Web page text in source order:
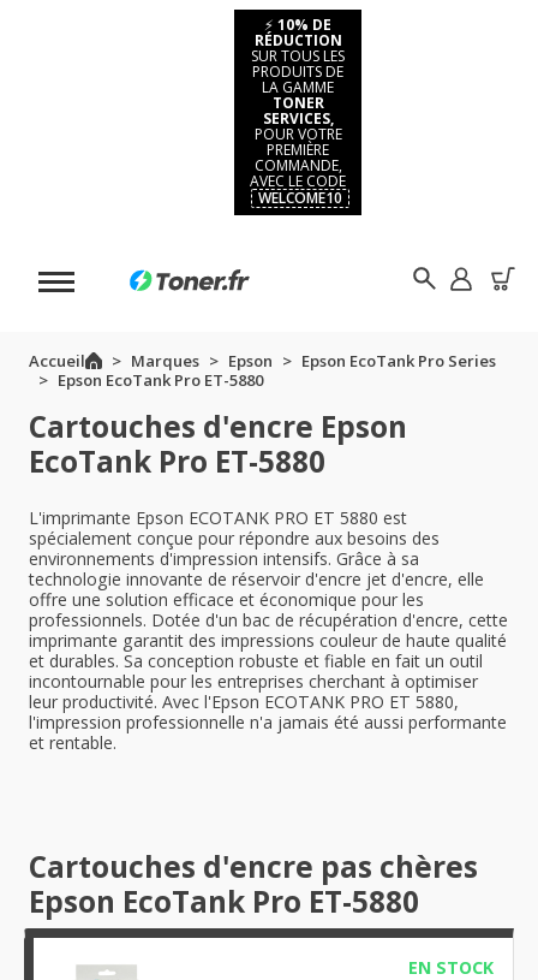
⚡ 10% DE
RÉDUCTION
SUR TOUS LES
PRODUITS DE
LA GAMME
TONER
SERVICES,
POUR VOTRE
PREMIÈRE
COMMANDE,
AVEC LE CODE
WELCOME10
Accueil Marques Epson
Epson EcoTank Pro Series
Epson EcoTank Pro ET-5880
Cartouches d'encre Epson
EcoTank Pro ET-5880
L'imprimante Epson ECOTANK PRO ET 5880 est
spécialement conçue pour répondre aux besoins des
environnements d'impression intensifs. Grâce à sa
technologie innovante de réservoir d'encre jet d'encre, elle
offre une solution efficace et économique pour les
professionnels. Dotée d'un bac de récupération d'encre, cette
imprimante garantit des impressions couleur de haute qualité
et durables. Sa conception robuste et fiable en fait un outil
incontournable pour les entreprises cherchant à optimiser
leur productivité. Avec l'Epson ECOTANK PRO ET 5880,
l'impression professionnelle n'a jamais été aussi performante
et rentable.
Cartouches d'encre pas chères
Epson EcoTank Pro ET-5880
EN STOCK